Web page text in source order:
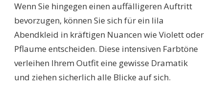
Wenn Sie hingegen einen auffälligeren Auftritt
bevorzugen, können Sie sich für ein lila
Abendkleid in kräftigen Nuancen wie Violett oder
Pflaume entscheiden. Diese intensiven Farbtöne
verleihen Ihrem Outfit eine gewisse Dramatik
und ziehen sicherlich alle Blicke auf sich.